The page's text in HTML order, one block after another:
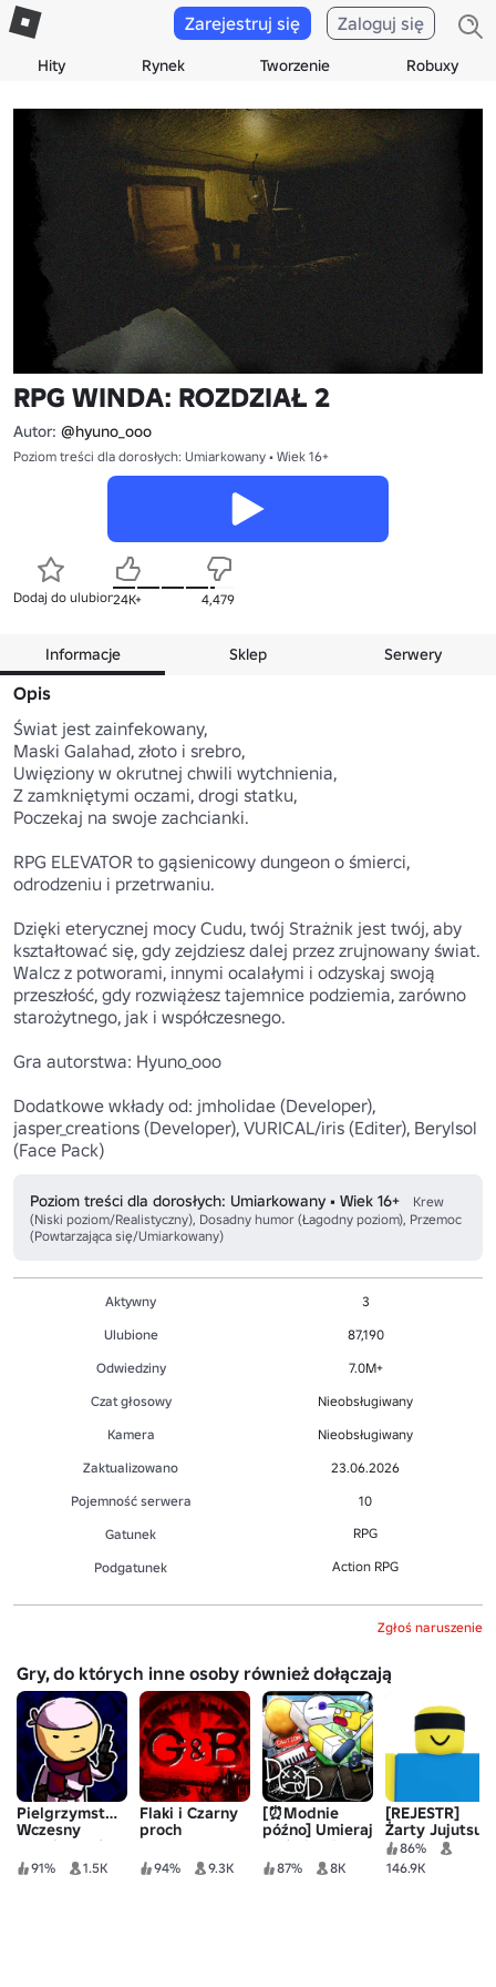
Hity Rynek Tworzenie Robuxy
Zarejestruj się Zaloguj się
RPG WINDA: ROZDZIAŁ 2
Autor: @hyuno_ooo
Poziom treści dla dorosłych: Umiarkowany • Wiek 16+
Dodaj do ulubionych
24K+ 4,479
Informacje Sklep Serwery
Opis
Świat jest zainfekowany,
Maski Galahad, złoto i srebro,
Uwięziony w okrutnej chwili wytchnienia,
Z zamkniętymi oczami, drogi statku,
Poczekaj na swoje zachcianki.
RPG ELEVATOR to gąsienicowy dungeon o śmierci,
odrodzeniu i przetrwaniu.
Dzięki eterycznej mocy Cudu, twój Strażnik jest twój, aby
kształtować się, gdy zejdziesz dalej przez zrujnowany świat.
Walcz z potworami, innymi ocalałymi i odzyskaj swoją
przeszłość, gdy rozwiążesz tajemnice podziemia, zarówno
starożytnego, jak i współczesnego.
Gra autorstwa: Hyuno_ooo
Dodatkowe wkłady od: jmholidae (Developer),
jasper_creations (Developer), VURICAL/iris (Editer), Berylsol
(Face Pack)
Poziom treści dla dorosłych: Umiarkowany • Wiek 16+
Krew
(Niski poziom/Realistyczny), Dosadny humor (Łagodny poziom), Przemoc
(Powtarzająca się/Umiarkowany)
Aktywny
3
Ulubione
87,190
Odwiedziny
7.0M+
Czat głosowy
Nieobsługiwany
Kamera
Nieobsługiwany
Zaktualizowano
23.06.2026
Pojemność serwera
10
Gatunek
RPG
Podgatunek Action RPG
Zgłoś naruszenie
Gry, do których inne osoby również dołączają
Pielgrzymstwo:
Wczesny
zachód słońca
/ Ex Machina
91% 1.5K
Flaki i Czarny
proch
94% 9.3K
[⏰Modnie
późno] Umieraj
ze śmiercią
87% 8K
[REJESTR]
Żarty Jujutsu
86%
146.9K